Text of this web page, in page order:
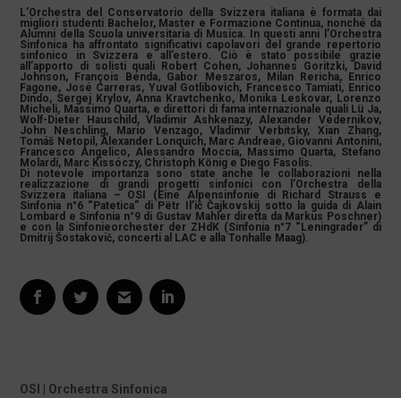
L’Orchestra del Conservatorio della Svizzera italiana è formata dai
migliori studenti Bachelor, Master e Formazione Continua, nonché da
Alumni della Scuola universitaria di Musica. In questi anni l’Orchestra
Sinfonica ha affrontato significativi capolavori del grande repertorio
sinfonico in Svizzera e all’estero. Ciò è stato possibile grazie
all’apporto di solisti quali Robert Cohen, Johannes Goritzki, David
Johnson, François Benda, Gabor Meszaros, Milan Rericha, Enrico
Fagone, José Carreras, Yuval Gotlibovich, Francesco Tamiati, Enrico
Dindo, Sergej Krylov, Anna Kravtchenko, Monika Leskovar, Lorenzo
Micheli, Massimo Quarta, e direttori di fama internazionale quali Lü Ja,
Wolf-Dieter Hauschild, Vladimir Ashkenazy, Alexander Vedernikov,
John Neschling, Mario Venzago, Vladimir Verbitsky, Xian Zhang,
Tomáš Netopil, Alexander Lonquich, Marc Andreae, Giovanni Antonini,
Francesco Angelico, Alessandro Moccia, Massimo Quarta, Stefano
Molardi, Marc Kissóczy, Christoph König e Diego Fasolis.
Di notevole importanza sono state anche le collaborazioni nella
realizzazione di grandi progetti sinfonici con l’Orchestra della
Svizzera italiana – OSI (Eine Alpensinfonie di Richard Strauss e
Sinfonia n°6 “Patetica” di Pëtr Il’ič Čajkovskij sotto la guida di Alain
Lombard e Sinfonia n°9 di Gustav Mahler diretta da Markus Poschner)
e con la Sinfonieorchester der ZHdK (Sinfonia n°7 “Leningrader” di
Dmitrij Šostakovič, concerti al LAC e alla Tonhalle Maag).
OSI | Orchestra Sinfonica